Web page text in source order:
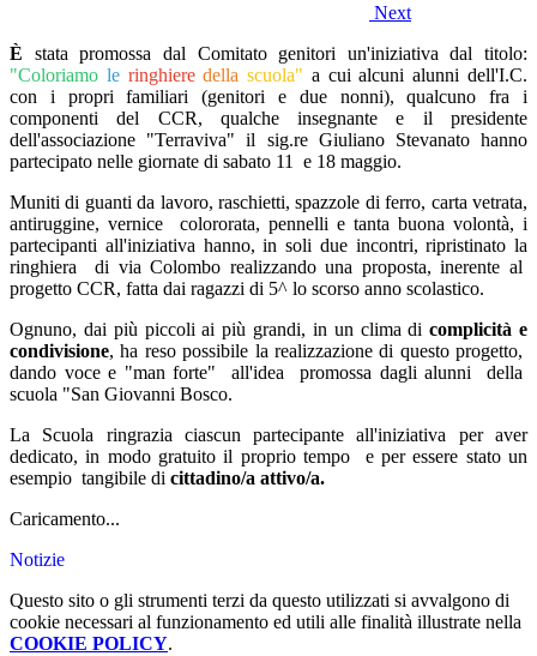
Next
È stata promossa dal Comitato genitori un'iniziativa dal titolo:
"Coloriamo le ringhiere dellascuola" a cui alcuni alunni dell'I.C.
con i propri familiari (genitori e due nonni), qualcuno fra i
componenti del CCR, qualche insegnante e il presidente
dell'associazione "Terraviva" il sig.re Giuliano Stevanato hanno
partecipato nelle giornate di sabato 11 e 18 maggio.
Muniti di guanti da lavoro, raschietti, spazzole di ferro, carta vetrata,
antiruggine, vernice colororata, pennelli e tanta buona volontà, i
partecipanti all'iniziativa hanno, in soli due incontri, ripristinato la
ringhiera di via Colombo realizzando una proposta, inerente al
progetto CCR, fatta dai ragazzi di 5^ lo scorso anno scolastico.
Ognuno, dai più piccoli ai più grandi, in un clima dicomplicità e
condivisione, ha reso possibile la realizzazione di questo progetto,
dando voce e "man forte" all'idea promossa dagli alunni della
scuola "San Giovanni Bosco.
La Scuola ringrazia ciascun partecipante all'iniziativa per aver
dedicato, in modo gratuito il proprio tempo e per essere stato un
esempio tangibile di cittadino/a attivo/a.
Caricamento...
Notizie
Questo sito o gli strumenti terzi da questo utilizzati si avvalgono di
cookie necessari al funzionamento ed utili alle finalità illustrate nella
COOKIE POLICY.